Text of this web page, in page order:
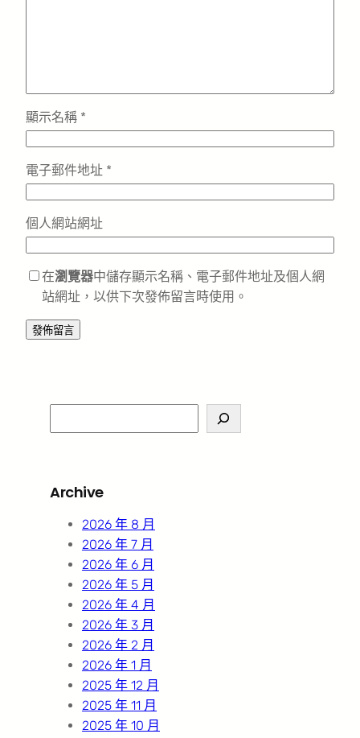
顯示名稱 *
電子郵件地址 *
個人網站網址
在瀏覽器中儲存顯示名稱、電子郵件地址及個人網
站網址，以供下次發佈留言時使用。
e
c
Archive
2026 年 8 月
2026 年 7 月
2026 年 6 月
2026 年 5 月
2026 年 4 月
2026 年 3 月
2026 年 2 月
2026 年 1 月
2025 年 12 月
2025 年 11 月
2025 年 10 月